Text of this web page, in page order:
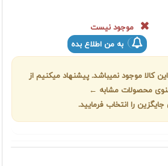
موجود نیست
به من اطلاع بده
کالا موجود نمیباشد. پیشنهاد میکنیم از
محصولات مشابه ←
جایگزین را انتخاب فرمایید.